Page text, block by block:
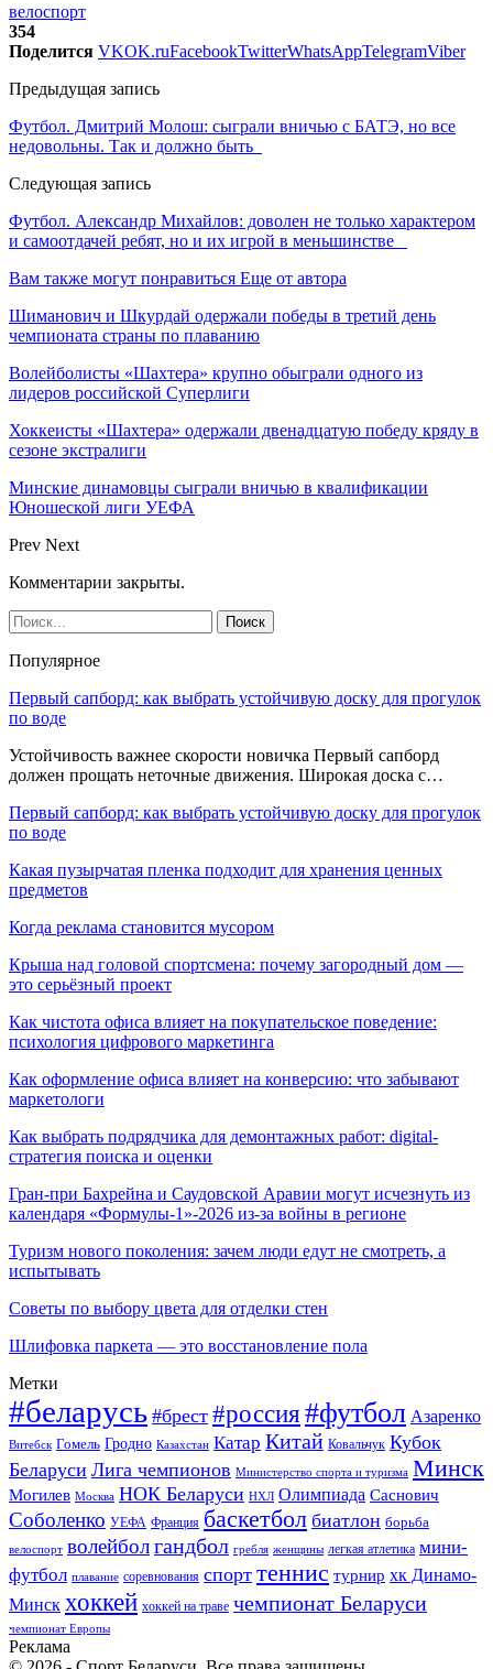
велоспорт
354
Поделится VKOK.ruFacebookTwitterWhatsAppTelegramViber
Предыдущая запись
Футбол. Дмитрий Молош: сыграли вничью с БАТЭ, но все
недовольны. Так и должно быть
Следующая запись
Футбол. Александр Михайлов: доволен не только характером
и самоотдачей ребят, но и их игрой в меньшинстве
Вам также могут понравиться Еще от автора
Шиманович и Шкурдай одержали победы в третий день
чемпионата страны по плаванию
Волейболисты «Шахтера» крупно обыграли одного из
лидеров российской Суперлиги
Хоккеисты «Шахтера» одержали двенадцатую победу кряду в
сезоне экстралиги
Минские динамовцы сыграли вничью в квалификации
Юношеской лиги УЕФА
Prev Next
Комментарии закрыты.
Популярное
Первый сапборд: как выбрать устойчивую доску для прогулок
по воде
Устойчивость важнее скорости новичка Первый сапборд
должен прощать неточные движения. Широкая доска с…
Первый сапборд: как выбрать устойчивую доску для прогулок
по воде
Какая пузырчатая пленка подходит для хранения ценных
предметов
Когда реклама становится мусором
Крыша над головой спортсмена: почему загородный дом —
это серьёзный проект
Как чистота офиса влияет на покупательское поведение:
психология цифрового маркетинга
Как оформление офиса влияет на конверсию: что забывают
маркетологи
Как выбрать подрядчика для демонтажных работ: digital-
стратегия поиска и оценки
Гран-при Бахрейна и Саудовской Аравии могут исчезнуть из
календаря «Формулы-1»-2026 из-за войны в регионе
Туризм нового поколения: зачем люди едут не смотреть, а
испытывать
Советы по выбору цвета для отделки стен
Шлифовка паркета — это восстановление пола
Метки
#беларусь #брест #россия#футбол Азаренко
Витебск Гомель Гродно Казахстан Катар Китай Ковальчук Кубок
Беларуси Лига чемпионов Министерство спорта и туризма Минск
Могилев Москва НОК Беларуси НХЛ Олимпиада Саснович
Соболенко УЕФА Франция баскетбол биатлон борьба
велоспорт волейболгандбол гребля женщины легкая атлетика мини-
футбол плавание соревнования спорт теннис турнир хк Динамо-
Минск хоккей хоккей на траве чемпионат Беларуси
чемпионат Европы
Реклама